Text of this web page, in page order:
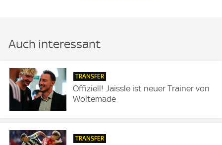
Auch interessant
TRANSFER
Offiziell! Jaissle ist neuer Trainer von
Woltemade
TRANSFER